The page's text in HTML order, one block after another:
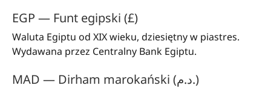
EGP — Funt egipski (£)
Waluta Egiptu od XIX wieku, dziesiętny w piastres.
Wydawana przez Centralny Bank Egiptu.
MAD — Dirham marokański (د.م.)